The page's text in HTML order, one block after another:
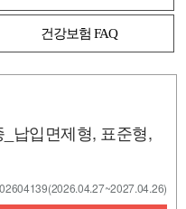
건강보험 FAQ
납입면제형, 표준형,